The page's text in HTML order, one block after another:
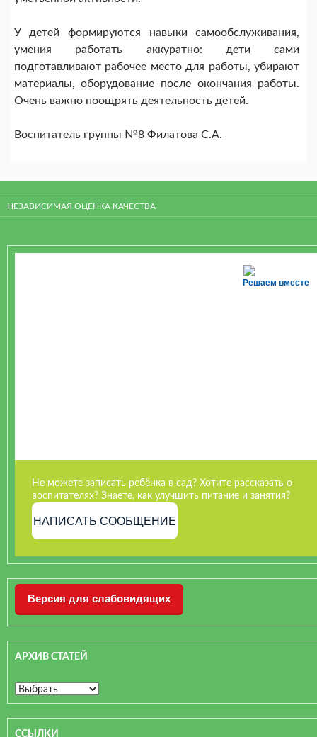
У детей формируются навыки самообслуживания,
умения работать аккуратно: дети сами
подготавливают рабочее место для работы, убирают
материалы, оборудование после окончания работы.
Очень важно поощрять деятельность детей.
Воспитатель группы №8 Филатова С.А.
НЕЗАВИСИМАЯ ОЦЕНКА КАЧЕСТВА
Решаем вместе
Не можете записать ребёнка в сад? Хотите рассказать о
воспитателях? Знаете, как улучшить питание и занятия?
НАПИСАТЬ СООБЩЕНИЕ
Версия для слабовидящих
АРХИВ СТАТЕЙ
ССЫЛКИ